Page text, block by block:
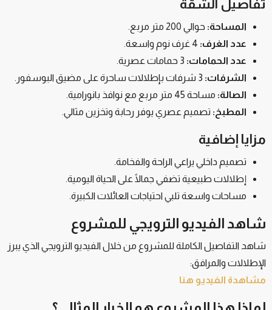
تفاصيل الشقة
المساحة:حوالي 200 متر مربع.
عدد الغرف:4 غرف نوم واسعة.
عدد الحمامات:3 حمامات عصرية.
الشرفات:3 شرفات بإطلالات ساحرة على مضيق البوسفور.
الصالة:مساحة 45 متر مربع مع نوافذ بانورامية.
المطبخ:تصميم عصري يوفر رحابة وتخزين مثالي.
مزايا إضافية
تصميم داخلي يراعي الراحة والفخامة.
إطلالات طبيعية تضفي جمالًا على الحياة اليومية.
مساحات واسعة تلبي احتياجات العائلات الكبيرة.
شاهد الفيديو الترويجي للمشروع
شاهد التفاصيل الكاملة للمشروع من خلال الفيديو الترويجي الذي يبرز
الإطلالات والمرافق:
مشاهدة الفيديو هنا